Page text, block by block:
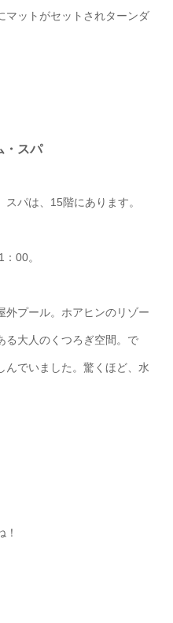
マットがセットされターンダ
・スパ
パは、15階にあります。
00。
外プール。ホアヒンのリゾー
る大人のくつろぎ空間。で
んでいました。驚くほど、水